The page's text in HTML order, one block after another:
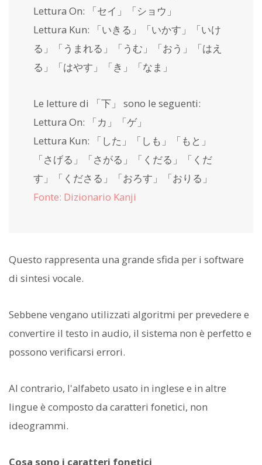
Lettura On: 「セイ」「ショウ」
Lettura Kun: 「いきる」「いかす」「いけ
る」「うまれる」「うむ」「おう」「はえ
る」「はやす」「き」「なま」
Le letture di 「下」 sono le seguenti:
Lettura On: 「カ」「ゲ」
Lettura Kun: 「した」「しも」「もと」
「さげる」「さがる」「くだる」「くだ
す」「くださる」「おろす」「おりる」
Fonte: Dizionario Kanji
Questo rappresenta una grande sfida per i software
di sintesi vocale.
Sebbene vengano utilizzati algoritmi per prevedere e
convertire il testo in audio, il sistema non è perfetto e
possono verificarsi errori.
Al contrario, l'alfabeto usato in inglese e in altre
lingue è composto da caratteri fonetici, non
ideogrammi.
Cosa sono i caratteri fonetici